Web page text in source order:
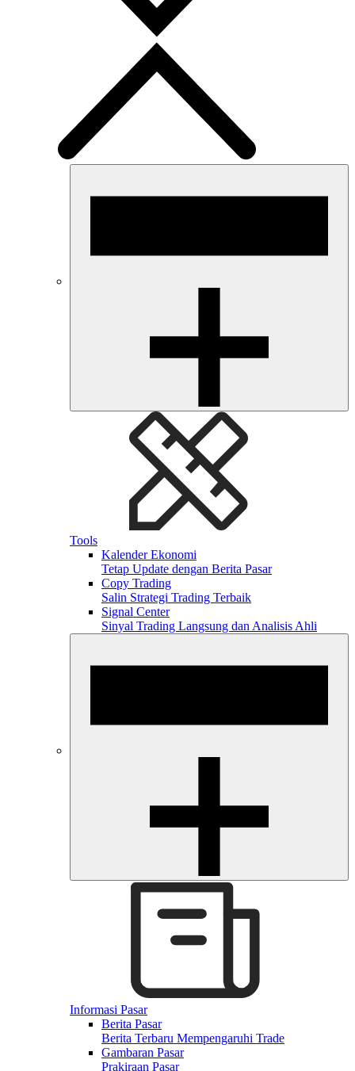
Tools
Kalender Ekonomi
Tetap Update dengan Berita Pasar
Copy Trading
Salin Strategi Trading Terbaik
Signal Center
Sinyal Trading Langsung dan Analisis Ahli
Informasi Pasar
Berita Pasar
Berita Terbaru Mempengaruhi Trade
Gambaran Pasar
Prakiraan Pasar